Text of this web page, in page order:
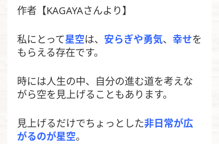
作者【KAGAYAさんより】
私にとって星空は、 安らぎや勇気、 幸せを
もらえる存在です。
時には人生の中、 自分の進む道を考えな
がら空を見上げることもあります。
見上げるだけでちょっとした非日常が広
がるのが星空。